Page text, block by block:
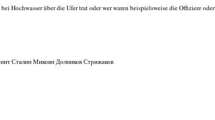
Hochwasser über die Ufer trat oder wer waren beispielsweise die Offiziere oder
Сталин Микоян Долников Стрижаков